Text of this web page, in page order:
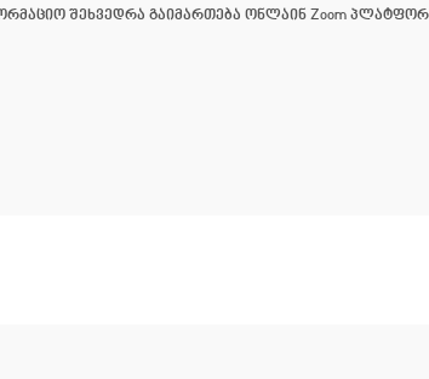
შეხვედრა გაიმართება ონლაინ Zoom